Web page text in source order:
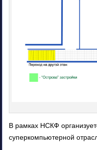
В рамках НСКФ
суперкомпьютерной